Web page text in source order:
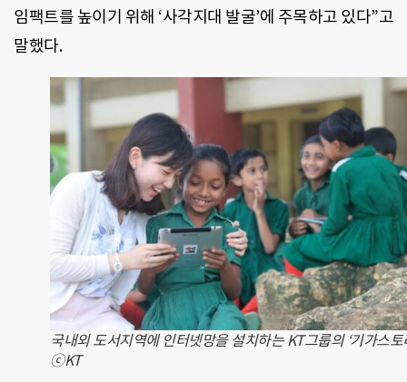
임팩트를 높이기 위해 ‘사각지대 발굴’에 주목하고 있다”고
말했다.
국내외 도서지역에 인터넷망을 설치하는 KT그룹의 ‘기가스토
ⓒKT